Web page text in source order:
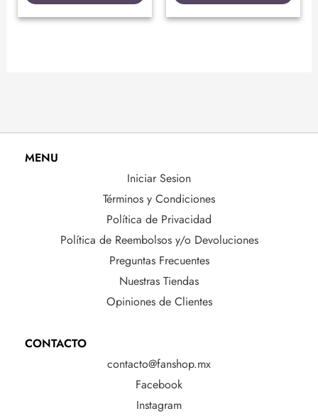
MENU
Iniciar Sesion
Términos y Condiciones
Política de Privacidad
Política de Reembolsos y/o Devoluciones
Preguntas Frecuentes
Nuestras Tiendas
Opiniones de Clientes
CONTACTO
contacto@fanshop.mx
Facebook
Instagram